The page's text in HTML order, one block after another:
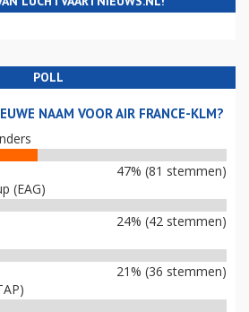
POLL
NAAM VOOR AIR FRANCE-KLM?
47% (81 stemmen)
(EAG)
24% (42 stemmen)
21% (36 stemmen)